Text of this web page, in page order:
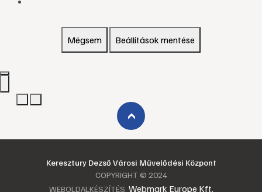
Mégsem Beállítások mentése
›
Keresztury Dezső Városi Művelődési Központ
COPYRIGHT © 2024
WEBOLDALKÉSZÍTÉS: Webmark Europe Kft.